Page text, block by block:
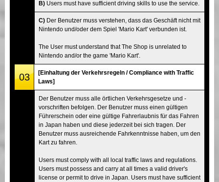
B) Users must have sufficient driving skills to use the service.
C) Der Benutzer muss verstehen, dass das Geschäft nicht mit
Nintendo und/oder dem Spiel 'Mario Kart' verbunden ist.
The User must understand that The Shop is unrelated to
Nintendo and/or the game 'Mario Kart'.
03
[Einhaltung der Verkehrsregeln / Compliance with Traffic
Laws]
Der Benutzer muss alle örtlichen Verkehrsgesetze und -
vorschriften befolgen. Der Benutzer muss einen gültigen
Führerschein oder eine gültige Fahrerlaubnis für das Fahren
in Japan haben und diese jederzeit bei sich tragen. Der
Benutzer muss ausreichende Fahrkenntnisse haben, um den
Kart zu fahren.
Users must comply with all local traffic laws and regulations.
Users must possess and carry at all times a valid driver's
license or permit to drive in Japan. Users must have sufficient